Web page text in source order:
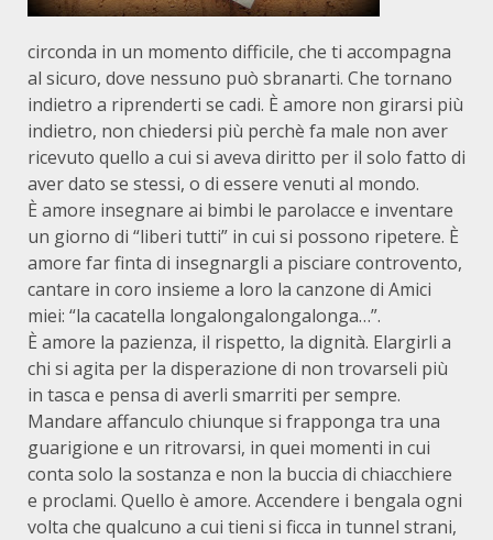
circonda in un momento difficile, che ti accompagna
al sicuro, dove nessuno può sbranarti. Che tornano
indietro a riprenderti se cadi. È amore non girarsi più
indietro, non chiedersi più perchè fa male non aver
ricevuto quello a cui si aveva diritto per il solo fatto di
aver dato se stessi, o di essere venuti al mondo.
È amore insegnare ai bimbi le parolacce e inventare
un giorno di “liberi tutti” in cui si possono ripetere. È
amore far finta di insegnargli a pisciare controvento,
cantare in coro insieme a loro la canzone di Amici
miei: “la cacatella longalongalongalonga…”.
È amore la pazienza, il rispetto, la dignità. Elargirli a
chi si agita per la disperazione di non trovarseli più
in tasca e pensa di averli smarriti per sempre.
Mandare affanculo chiunque si frapponga tra una
guarigione e un ritrovarsi, in quei momenti in cui
conta solo la sostanza e non la buccia di chiacchiere
e proclami. Quello è amore. Accendere i bengala ogni
volta che qualcuno a cui tieni si ficca in tunnel strani,